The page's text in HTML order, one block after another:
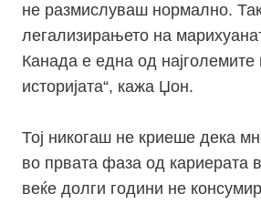
не размислуваш нормално.
легализирањето на
Канада е една од најголемите
историјата“, кажа Џон.
Тој никогаш не криеше дека
во првата фаза од кариерата
веќе долги години не